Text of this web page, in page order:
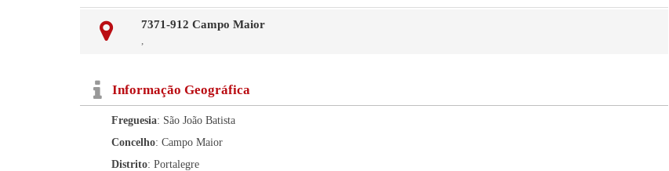
7371-912 Campo Maior
,
Informação Geográfica
Freguesia: São João Batista
Concelho: Campo Maior
Distrito: Portalegre